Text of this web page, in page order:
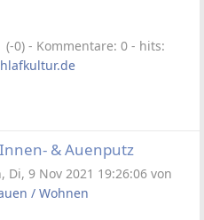
(-0)- Kommentare: 0 - hits:
& Auenputz
Di, 9 Nov 2021 19:26:06 von
/ Wohnen